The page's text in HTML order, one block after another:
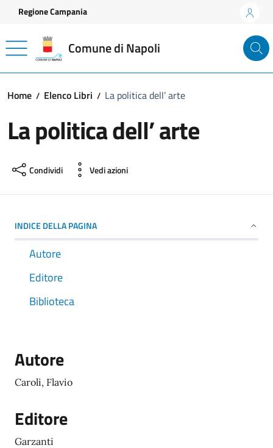
Vai ai contenuti
Vai al footer
Regione Campania
Comune di Napoli
Home Elenco Libri La politica dell’ arte
La politica dell’ arte
Condividi Vedi azioni
INDICE DELLA PAGINA
Autore
Editore
Biblioteca
Autore
Caroli, Flavio
Editore
Garzanti